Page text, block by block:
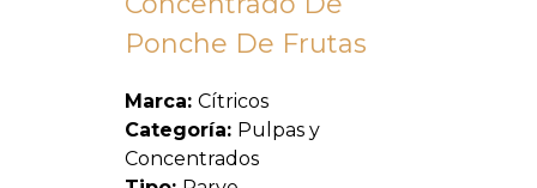
Ponche De Frutas
Marca: Cítricos
Categoría: Pulpas y
Concentrados